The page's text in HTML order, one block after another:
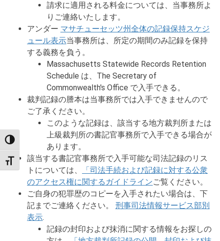
TOGGLE HIGH CONTRAST
TOGGLE FONT SIZE
請求に適用される料金については、当事務所よ
りご連絡いたします。
アンダー マサチューセッツ州全体の記録保持スケジ
ュール表示当事務所は、所定の期間のみ記録を保持
する義務を負う。
Massachusetts Statewide Records Retention
Schedule は、The Secretary of
Commonwealth's Office で入手できる。
裁判記録の謄本は当事務所では入手できませんので
ご了承ください。
このような記録は、該当する地方裁判所または
上級裁判所の書記官事務所で入手できる場合が
あります。
該当する書記官事務所で入手可能な司法記録のリス
トについては、
「司法手続および記録に対する公衆
のアクセス権に関するガイドラインご覧ください。
ご自身の犯罪歴のコピーを入手されたい場合は、下
記までご連絡ください。 刑事司法情報サービス部別
表示.
記録の封印および抹消に関する情報をお探しの